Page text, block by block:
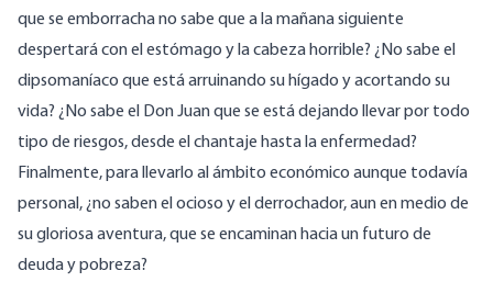
que se emborracha no sabe que a la mañana siguiente
despertará con el estómago y la cabeza horrible? ¿No sabe el
dipsomaníaco que está arruinando su hígado y acortando su
vida? ¿No sabe el Don Juan que se está dejando llevar por todo
tipo de riesgos, desde el chantaje hasta la enfermedad?
Finalmente, para llevarlo al ámbito económico aunque todavía
personal, ¿no saben el ocioso y el derrochador, aun en medio de
su gloriosa aventura, que se encaminan hacia un futuro de
deuda y pobreza?